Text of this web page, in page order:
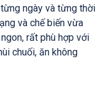
ngày và từng thời
và chế biến vừa
rất phù hợp với
chuối, ăn không